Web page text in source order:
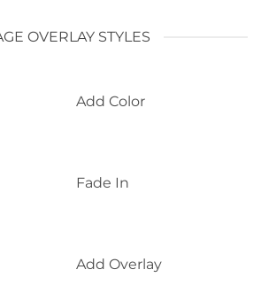
OVERLAY STYLES
Add Color
Fade In
Add Overlay